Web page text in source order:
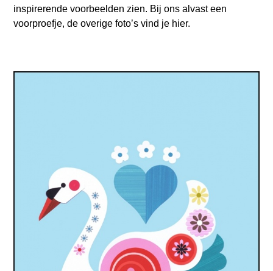
inspirerende voorbeelden zien. Bij ons alvast een
voorproefje, de overige foto’s vind je hier.